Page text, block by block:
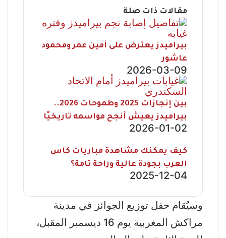
مقالات ذات صلة
بيراميدز يعترض على أمين عمر ومحمود
عاشور
2026-03-09
بين إنجازات 2025 وطموحات 2026..
بيراميدز يعيش أنجح مواسمه تاريخيًا
2026-01-02
كيف يمكنك مشاهدة مباريات كاس
العرب بجودة عالية وراحة تامة؟
2025-12-04
وسيُقام حفل توزيع الجوائز في مدينة
مراكش المغربية يوم 16 ديسمبر المقبل،